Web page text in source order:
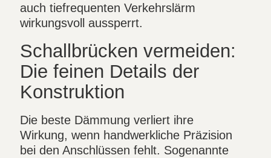
auch tiefrequenten Verkehrslärm
wirkungsvoll aussperrt.
Schallbrücken vermeiden:
Die feinen Details der
Konstruktion
Die beste Dämmung verliert ihre
Wirkung, wenn handwerkliche Präzision
bei den Anschlüssen fehlt. Sogenannte